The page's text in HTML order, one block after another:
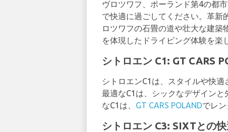
ヴロツワフ、ポーランド第4の都
で快適に過ごしてください。革新
ロツワフの石畳の道や壮大な建
を体現したドライビング体験を楽
シトロエン C1: GT CARS
シトロエンC1は、スタイルや快
最適なC1は、シックなデザイン
なC1は、 GT CARS POLANDでレン
シトロエン C3: SIXTとの